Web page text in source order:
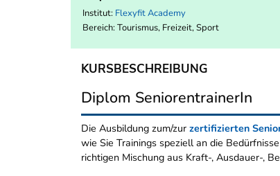
Institut: Flexyfit Academy
Bereich: Tourismus, Freizeit, Sport
KURSBESCHREIBUNG
Diplom SeniorentrainerIn
Die Ausbildung zum/zur zertifizierten
wie Sie Trainings speziell an die
richtigen Mischung aus Kraft-, Ausdauer-,